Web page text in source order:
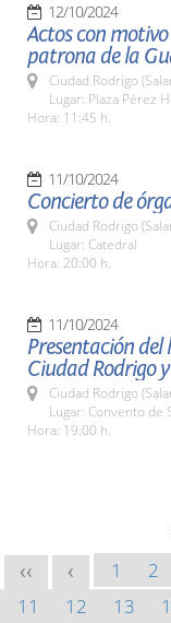
12/10/2024
Actos con
patrona de la
Ciudad Rodrigo
Lugar: Plaza Pérez
Hora: 11:45 h.
11/10/2024
Concierto de
Ciudad Rodrigo
Lugar: Catedral
Hora: 20:00 h.
11/10/2024
Presentación
Ciudad Rodrigo
Ciudad Rodrigo
Lugar: Convento de
Hora: 19:00 h.
<< < 1 2
11
12 13